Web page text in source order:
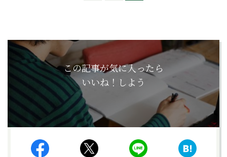
この記事が気に入ったら
いいね！しよう